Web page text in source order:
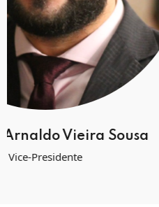
Profª Drª Ilara
Representante das